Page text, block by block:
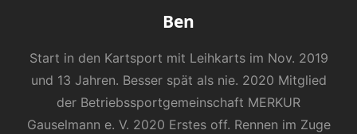
Ben
Start in den Kartsport mit Leihkarts im Nov. 2019
und 13 Jahren. Besser spät als nie. 2020 Mitglied
der Betriebssportgemeinschaft MERKUR
Gauselmann e. V. 2020 Erstes off. Rennen im Zuge